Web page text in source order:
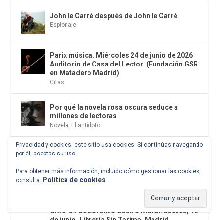
John le Carré después de John le Carré
Espionaje
Parix música. Miércoles 24 de junio de 2026
Auditorio de Casa del Lector. (Fundación GSR
en Matadero Madrid)
Citas
Por qué la novela rosa oscura seduce a
millones de lectoras
Novela, El antídoto
La sinfonia de los mil y el nudo de Manoteras
Los malos son más felices
Presentación del libro: «Terrorismo
revolucionario en España: el PCE(r) y los
GRAPO» de Lorenzo Castro Moral. Jueves, 18
Privacidad y cookies: este sitio usa cookies. Si continúas navegando
por él, aceptas su uso.
Para obtener más información, incluido cómo gestionar las cookies,
consulta: Política de cookies